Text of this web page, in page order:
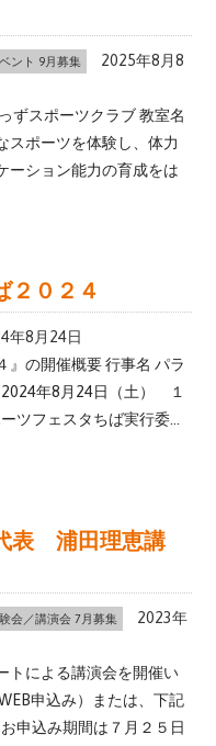
ント 9月募集
2025年8月8
ずスポーツクラブ 教室名
スポーツを体験し、体力
ーション能力の育成をは
２０２４
年8月24日
』の開催概要 行事名 パラ
2024年8月24日（土） １
ツフェスタちば実行委...
表 浦田理恵講
会／講演会 7月募集
2023年
トによる講演会を開催い
申込み）または、下記
申込み期間は７月２５日